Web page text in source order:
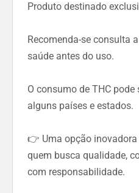
Produto destinado
Recomenda-se consulta
saúde antes do uso.
O consumo de THC pode
alguns países e estados.
👉 Uma opção
quem busca qualidade,
com responsabilidade.